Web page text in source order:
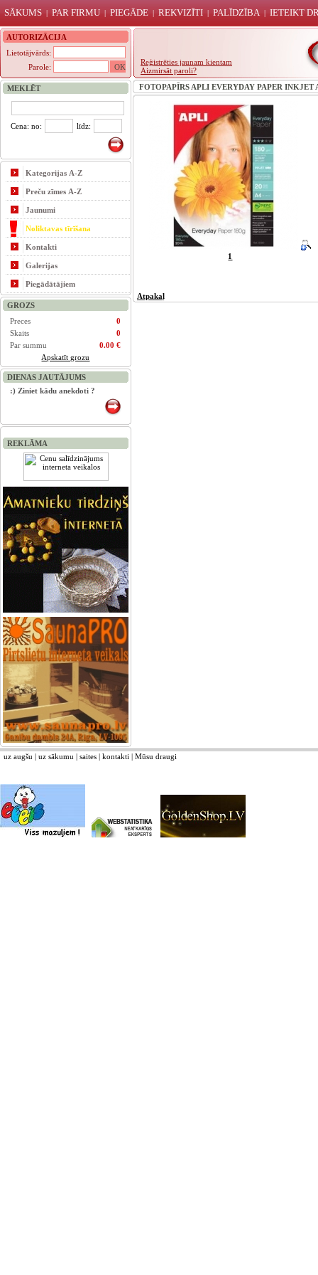
SĀKUMS | PAR FIRMU| PIEGĀDE | REKVIZĪTI | PALĪDZĪBA | IETEIKT
AUTORIZĀCIJA
Lietotājvārds:
Parole:
Reģistrēties jaunam kientam
Aizmirsāt paroli?
MEKLĒT
Cena: no: līdz:
Kategorijas A-Z
Preču zīmes A-Z
Jaunumi
Noliktavas tīrīšana
Kontakti
Galerijas
Piegādātājiem
GROZS
Preces
0
Skaits
0
Par summu
0.00 €
Apskatīt grozu
DIENAS JAUTĀJUMS
:) Ziniet kādu anekdoti ?
REKLĀMA
FOTOPAPĪRS APLI EVERYDAY PAPER INKJET
1
Atpakaļ
uz augšu | uz sākumu | saites | kontakti | Mūsu draugi